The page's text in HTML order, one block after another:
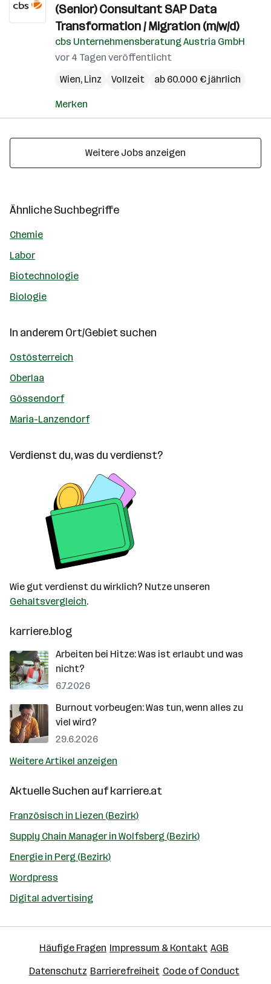
(Senior) Consultant SAP Data
Transformation / Migration (m/w/d)
cbs Unternehmensberatung Austria GmbH
vor 4 Tagen veröffentlicht
Wien, Linz Vollzeit ab 60.000 € jährlich
Merken
Weitere Jobs anzeigen
Ähnliche Suchbegriffe
Chemie
Labor
Biotechnologie
Biologie
In anderem Ort/Gebiet suchen
Ostösterreich
Oberlaa
Gössendorf
Maria-Lanzendorf
Verdienst du, was du verdienst?
Wie gut verdienst du wirklich? Nutze unseren
Gehaltsvergleich.
karriere.blog
Arbeiten bei Hitze: Was ist erlaubt und was
nicht?
6.7.2026
Burnout vorbeugen: Was tun, wenn alles zu
viel wird?
29.6.2026
Weitere Artikel anzeigen
Aktuelle Suchen aufkarriere.at
Französisch in Liezen (Bezirk)
Supply Chain Manager in Wolfsberg (Bezirk)
Energie in Perg (Bezirk)
Wordpress
Digital advertising
Häufige Fragen Impressum & Kontakt AGB
Datenschutz Barrierefreiheit Code of Conduct